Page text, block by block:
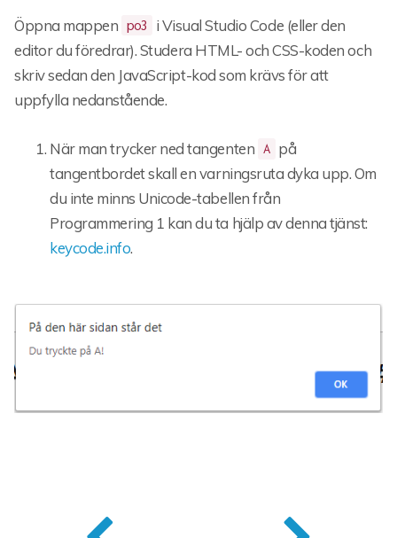
Öppna mappen po3
i Visual Studio Code (eller den
editor du föredrar). Studera HTML- och CSS-koden och
skriv sedan den JavaScript-kod som krävs för att
uppfylla nedanstående.
När man trycker ned tangenten A
på
tangentbordet skall en varningsruta dyka upp. Om
du inte minns Unicode-tabellen från
Programmering 1 kan du ta hjälp av denna tjänst:
keycode.info.